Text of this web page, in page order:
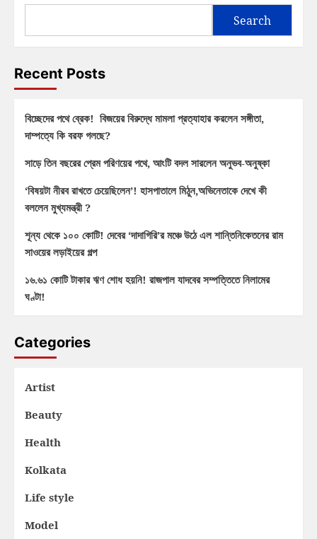
Search
Recent Posts
বিচ্ছেদের পথে ব্রেক! বিজয়ের বিরুদ্ধে মামলা প্রত্যাহার করলেন সঙ্গীতা,
দাম্পত্যে কি বরফ গলছে?
সাড়ে তিন বছরের প্রেম পরিণয়ের পথে, আংটি বদল সারলেন অনুভব-অনুষ্কা
‘বিষয়টা নীরব রাখতে চেয়েছিলেন’! হাসপাতালে মিঠুন,অভিনেতাকে দেখে কী
বললেন মুখ্যমন্ত্রী ?
শূন্য থেকে ১০০ কোটি! দেবের ‘দাদাগিরি’র মঞ্চে উঠে এল শান্তিনিকেতনের রাম
সাওয়ের লড়াইয়ের গল্প
১৬.৬১ কোটি টাকার ঋণ শোধ হয়নি! রাজপাল যাদবের সম্পত্তিতে নিলামের
ঘণ্টা!
Categories
Artist
Beauty
Health
Kolkata
Life style
Model